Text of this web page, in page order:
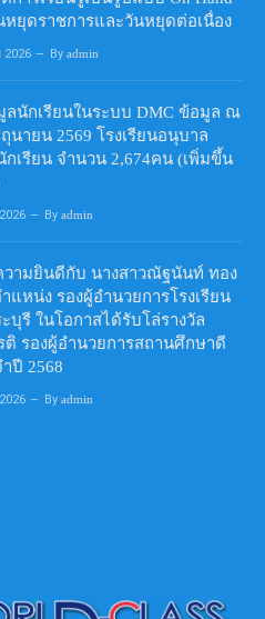
หยุดราชการและวันหยุดต่อเนื่อง
2026 By admin
นักเรียนในระบบ DMC ข้อมูล ณ
นายน 2569 โรงเรียนอนุบาล
กเรียน จำนวน 2,674คน (เพิ่มขึ้น
By admin
ามยินดีกับ นางสาวณัฐนันท์ ทอง
แหน่ง รองผู้อำนวยการโรงเรียน
บุรี ในโอกาสได้รับโล่รางวัล
ติ รองผู้อำนวยการสถานศึกษาดี
ปี 2568
By admin